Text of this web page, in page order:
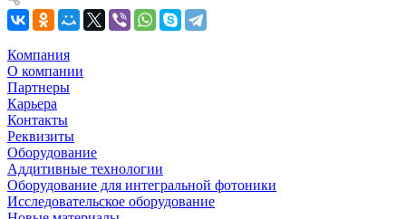
Компания
О компании
Партнеры
Карьера
Контакты
Реквизиты
Оборудование
Аддитивные технологии
Оборудование для интегральной фотоники
Исследовательское оборудование